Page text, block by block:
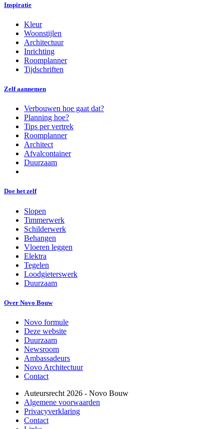
Inspiratie
Kleur
Woonstijlen
Architectuur
Inrichting
Roomplanner
Tijdschriften
Zelf aannemen
Verbouwen hoe gaat dat?
Planning hoe?
Tips per vertrek
Roomplanner
Architect
Afvalcontainer
Duurzaam
Doe het zelf
Slopen
Timmerwerk
Schilderwerk
Behangen
Vloeren leggen
Elektra
Tegelen
Loodgieterswerk
Duurzaam
Over Novo Bouw
Novo formule
Deze website
Duurzaam
Newsroom
Ambassadeurs
Novo Architectuur
Contact
Auteursrecht 2026 - Novo Bouw
Algemene voorwaarden
Privacyverklaring
Contact